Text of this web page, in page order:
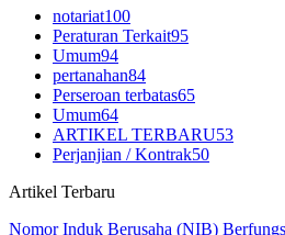
notariat100
Peraturan Terkait95
Umum94
pertanahan84
Perseroan terbatas65
Umum64
ARTIKEL TERBARU53
Perjanjian / Kontrak50
Artikel Terbaru
Nomor Induk Berusaha (NIB)